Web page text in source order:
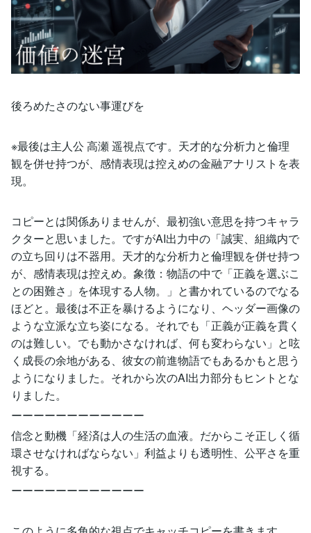
後ろめたさのない事運びを
※最後は主人公 高瀬 遥視点です。天才的な分析力と倫理
観を併せ持つが、感情表現は控えめの金融アナリストを表
現。
コピーとは関係ありませんが、最初強い意思を持つキャラ
クターと思いました。ですがAI出力中の「誠実、組織内で
の立ち回りは不器用。天才的な分析力と倫理観を併せ持つ
が、感情表現は控えめ。象徴：物語の中で「正義を選ぶこ
との困難さ」を体現する人物。」と書かれているのでなる
ほどと。最後は不正を暴けるようになり、ヘッダー画像の
ような立派な立ち姿になる。それでも「正義が正義を貫く
のは難しい。でも動かさなければ、何も変わらない」と呟
く成長の余地がある、彼女の前進物語でもあるかもと思う
ようになりました。それから次のAI出力部分もヒントとな
りました。
ーーーーーーーーーーーー
信念と動機「経済は人の生活の血液。だからこそ正しく循
環させなければならない」利益よりも透明性、公平さを重
視する。
ーーーーーーーーーーーー